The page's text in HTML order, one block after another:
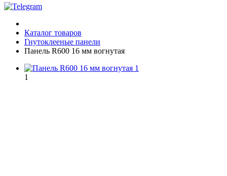
Каталог товаров
Гнутоклееные панели
Панель R600 16 мм вогнутая
1